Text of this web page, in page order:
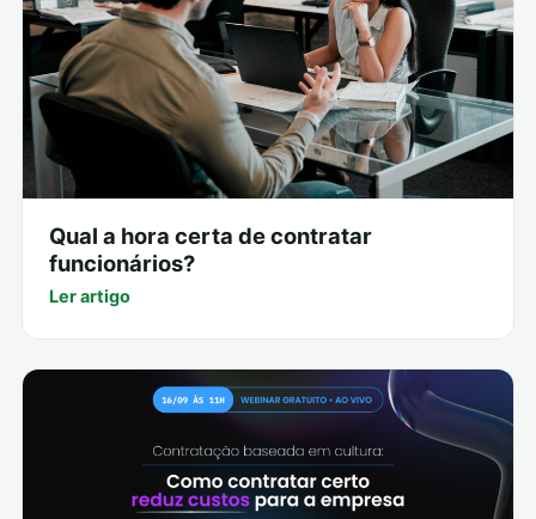
Qual a hora certa de contratar
funcionários?
Ler artigo